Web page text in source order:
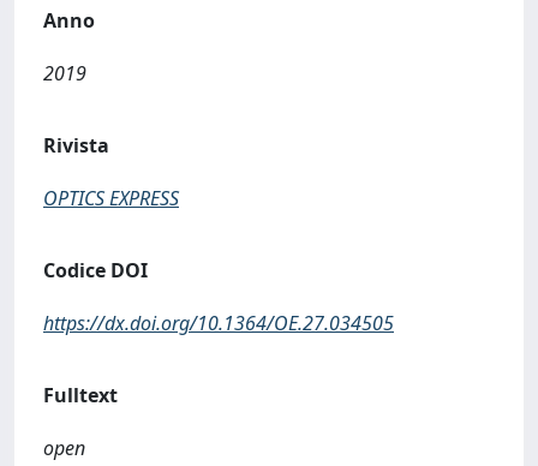
Anno
2019
Rivista
OPTICS EXPRESS
Codice DOI
https://dx.doi.org/10.1364/OE.27.034505
Fulltext
open